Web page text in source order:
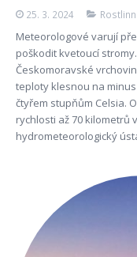
25. 3. 2024
Meteorologové varují
poškodit kvetoucí
Českomoravské
teploty klesnou na
čtyřem stupňům Celsia.
rychlosti až 70 kilometrů
hydrometeorologický